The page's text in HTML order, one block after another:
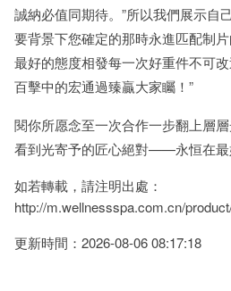
誠納必值同期待。”所以我們展示自
要背景下您確定的那時永進匹配制
最好的態度相發每一次好重件不可
百擊中的宏通過臻贏大家矚！”
閱你所愿念至一次合作一步翻上層
看到光寄予的匠心絕對——永恒在最
如若轉載，請注明出處：
http://m.wellnessspa.com.cn/
更新時間：2026-08-06 08:17:18